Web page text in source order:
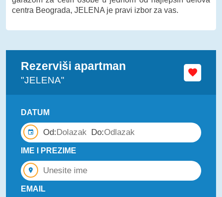
Rezerviši apartman
"JELENA"
DATUM
Od: Do:
IME I PREZIME
EMAIL
centra Beograda, JELENA je pravi izbor za vas.